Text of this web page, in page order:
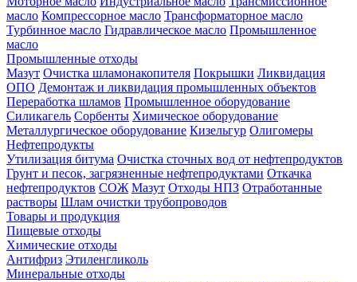
масло Компрессорное масло Трансформаторное масло
Турбинное масло Гидравлическое масло Промышленное
масло
Промышленные отходы
Мазут Очистка шламонакопителя Покрышки Ликвидация
ОПО Демонтаж и ликвидация промышленных объектов
Переработка шламов Промышленное оборудование
Силикагель Сорбенты Химическое оборудование
Металлургическое оборудование Кизельгур Олигомеры
Нефтепродукты
Утилизация битума Очистка сточных вод от нефтепродуктов
Грунт и песок, загрязненные нефтепродуктами Откачка
нефтепродуктов СОЖ Мазут Отходы НПЗ Отработанные
растворы Шлам очистки трубопроводов
Товары и продукция
Пищевые отходы
Химические отходы
Антифриз Этиленгликоль
Минеральные отходы